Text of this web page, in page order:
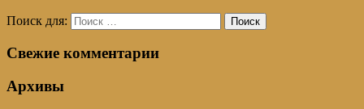
Поиск для: Поиск
Свежие комментарии
Архивы